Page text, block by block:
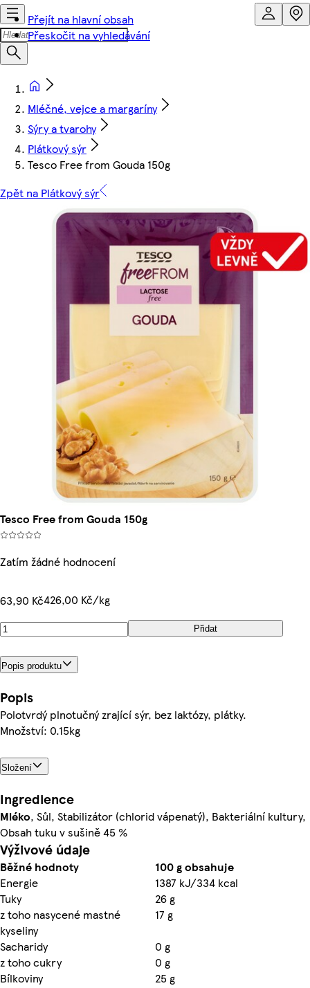
Přejít na hlavní obsah
Přeskočit na vyhledávání
Mléčné, vejce a margaríny
Sýry a tvarohy
Plátkový sýr
Tesco Free from Gouda 150g
Zpět na Plátkový sýr
Tesco Free from Gouda 150g
Zatím žádné hodnocení
63,90 Kč426,00 Kč/kg
Přidat
Popis produktu
Popis
Polotvrdý plnotučný zrající sýr, bez laktózy, plátky.
Množství: 0.15kg
Složení
Ingredience
Mléko, Sůl, Stabilizátor (chlorid vápenatý), Bakteriální kultury,
Obsah tuku v sušině 45 %
Výživové údaje
Běžné hodnoty
100 g obsahuje
Energie
1387 kJ/334 kcal
Tuky
26 g
z toho nasycené mastné
kyseliny
17 g
Sacharidy
0 g
z toho cukry
0 g
Bílkoviny
25 g